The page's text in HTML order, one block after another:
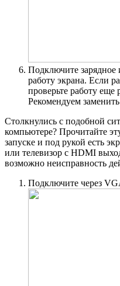
Подключите зарядное
работу экрана. Если
проверьте работу еще
Рекомендуем
Столкнулись с подобной
компьютере? Прочитайте
запуске и под рукой есть
или телевизор с HDMI
возможно неисправность
Подключите через